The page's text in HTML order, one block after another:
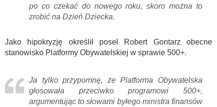
po co czekać do nowego roku, skoro można to
zrobić na Dzień Dziecka.
Jako hipokryzję określił poseł Robert Gontarz obecne
stanowisko Platformy Obywatelskiej w sprawie 500+.
Ja tylko przypomnę, że Platforma Obywatelska
głosowała przeciwko programowi 500+,
argumentując to słowami byłego ministra finansów